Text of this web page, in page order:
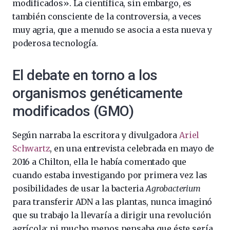
modificados». La científica, sin embargo, es
también consciente de la controversia, a veces
muy agria, que a menudo se asocia a esta nueva y
poderosa tecnología.
El debate en torno a los
organismos genéticamente
modificados (GMO)
Según narraba la escritora y divulgadora Ariel
Schwartz, en una entrevista celebrada en mayo de
2016 a Chilton, ella le había comentado que
cuando estaba investigando por primera vez las
posibilidades de usar la bacteriaAgrobacterium
para transferir ADN a las plantas, nunca imaginó
que su trabajo la llevaría a dirigir una revolución